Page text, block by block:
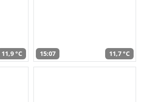
11,9 °C 15:07 11,7 °C